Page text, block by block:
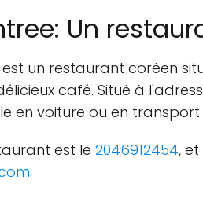
Un
est un restaurant coréen
café. Situé à
en voiture ou en
est le 2046912454,
.